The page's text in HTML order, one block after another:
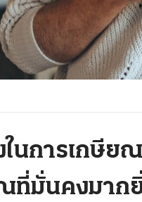
นการเกษีย
ที่มั่นคงมาก